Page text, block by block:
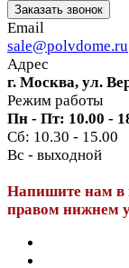
Заказать звонок
Email
sale@polvdome.ru
Адрес
г. Москва, ул.
Режим работы
Пн - Пт: 10.00 -
Сб: 10.30 - 15.00
Вс - выходной
Напишите нам в
правом нижнем